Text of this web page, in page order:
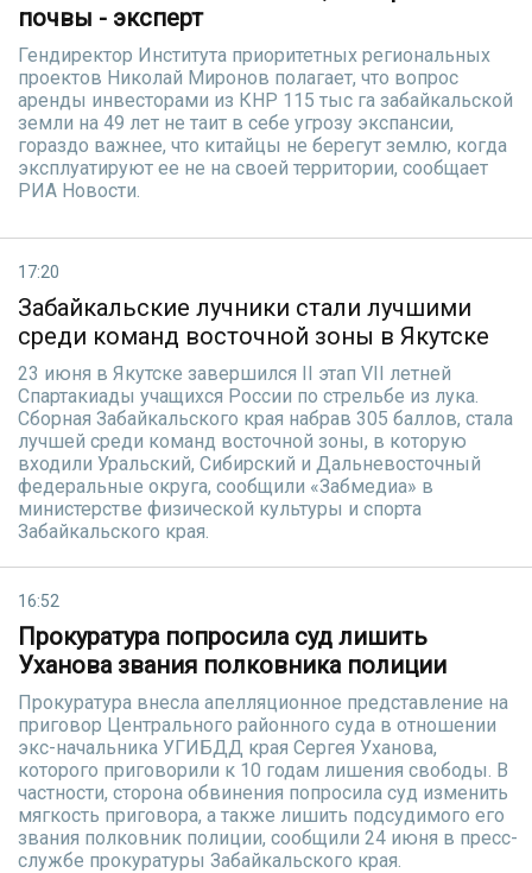
почвы - эксперт
Гендиректор Института приоритетных региональных
проектов Николай Миронов полагает, что вопрос
аренды инвесторами из КНР 115 тыс га забайкальской
земли на 49 лет не таит в себе угрозу экспансии,
гораздо важнее, что китайцы не берегут землю, когда
эксплуатируют ее не на своей территории, сообщает
РИА Новости.
17:20
Забайкальские лучники стали лучшими
среди команд восточной зоны в Якутске
23 июня в Якутске завершился II этап VII летней
Спартакиады учащихся России по стрельбе из лука.
Сборная Забайкальского края набрав 305 баллов, стала
лучшей среди команд восточной зоны, в которую
входили Уральский, Сибирский и Дальневосточный
федеральные округа, сообщили «Забмедиа» в
министерстве физической культуры и спорта
Забайкальского края.
16:52
Прокуратура попросила суд лишить
Уханова звания полковника полиции
Прокуратура внесла апелляционное представление на
приговор Центрального районного суда в отношении
экс-начальника УГИБДД края Сергея Уханова,
которого приговорили к 10 годам лишения свободы. В
частности, сторона обвинения попросила суд изменить
мягкость приговора, а также лишить подсудимого его
звания полковник полиции, сообщили 24 июня в пресс-
службе прокуратуры Забайкальского края.